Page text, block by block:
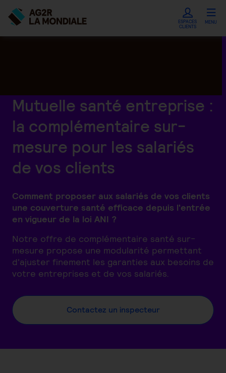
ESPACES
CLIENTS
MENU
Mutuelle santé entreprise :
la complémentaire sur-
mesure pour les salariés
de vos clients
Comment proposer aux salariés de vos clients
une couverture santé efficace depuis l'entrée
en vigueur de la loi ANI ?
Notre offre de complémentaire santé sur-
mesure propose une modularité permettant
d'ajuster finement les garanties aux besoins de
votre entreprises et de vos salariés.
Contactez un inspecteur